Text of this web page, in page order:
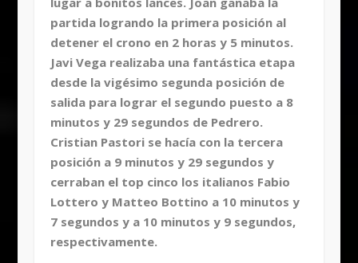
partida logrando la primera posición al
detener el crono en 2 horas y 5 minutos.
Javi Vega realizaba una fantástica etapa
desde la vigésimo segunda posición de
salida para lograr el segundo puesto a 8
minutos y 29 segundos de Pedrero.
Cristian Pastori se hacía con la tercera
posición a 9 minutos y 29 segundos y
cerraban el top cinco los italianos Fabio
Lottero y Matteo Bottino a 10 minutos y
7 segundos y a 10 minutos y 9 segundos,
respectivamente.